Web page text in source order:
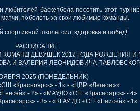
баскетбола посетить этот
поболеть за свои любимые команды.
школы сил, здоровья и побед!
РАСПИСАНИЕ
КОМАНД ДЕВУШЕК 2012 ГОДА РОЖДЕНИЯ
И ВАЛЕРИЯ ЛЕОНИДОВИЧА
2025 (ПОНЕДЕЛЬНИК)
«Красноярск» - 1» - «ЦВР «Легион»»
- 2» - «МАУДО «СШ «Красноярск» - 4»
- 3» - «КГАУ ДО «СШ «Енисей» - 1»